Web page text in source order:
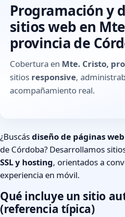
Programación y
sitios web en
provincia de
Cobertura en Mte. Cristo,
sitios responsive,
acompañamiento real.
¿Buscásdiseño de páginas web
de Córdoba? Desarrollamos
SSL y hosting, orientados a
experiencia en móvil.
Qué incluye un sitio
(referencia típica)